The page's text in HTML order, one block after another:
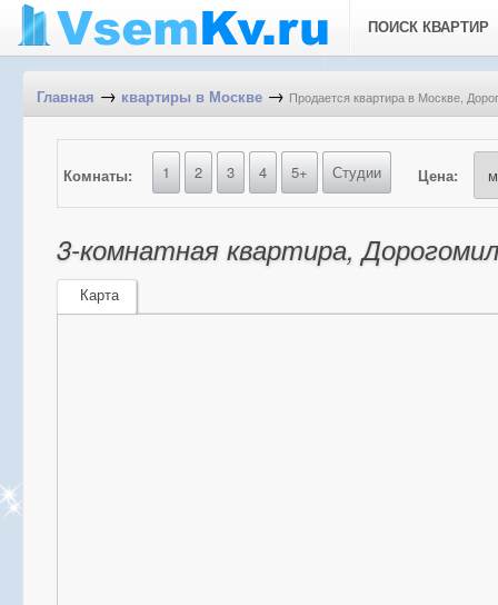
ПОИСК КВАРТИР
Главная → квартиры в Москве → Продается квартира в Москве,
Комнаты: 1 2 3 4 5+ Студии Цена:
3-комнатная квартира,
Карта